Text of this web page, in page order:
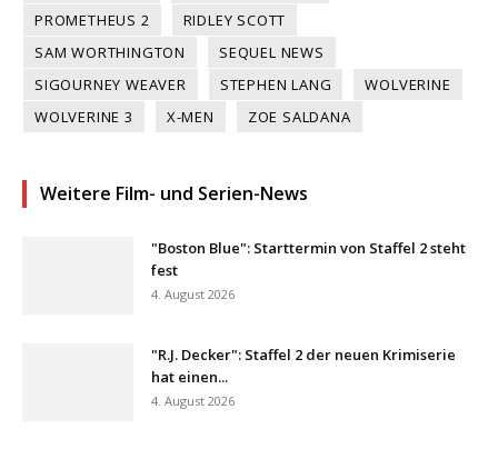
PROMETHEUS 2
RIDLEY SCOTT
SAM WORTHINGTON
SEQUEL NEWS
SIGOURNEY WEAVER
STEPHEN LANG
WOLVERINE
WOLVERINE 3
X-MEN ZOE SALDANA
Weitere Film- und Serien-News
"Boston Blue": Starttermin von Staffel 2 steht
fest
4. August 2026
"R.J. Decker": Staffel 2 der neuen Krimiserie
hat einen...
4. August 2026